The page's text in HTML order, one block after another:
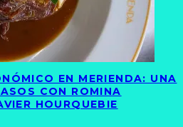
EN MERIENDA: UNA
CON ROMINA
HOURQUEBIE